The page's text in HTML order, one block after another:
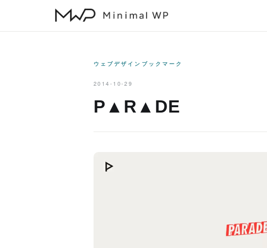
ウェブデザインブックマーク
2014-10-29
P▲R▲DE